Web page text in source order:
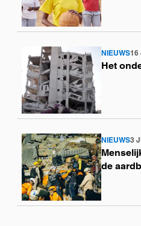
NIEUWS16
Het
Lees
meer
NIEUWS3
de
Lees
meer